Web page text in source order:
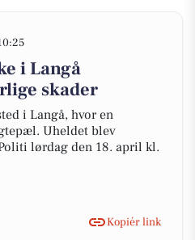
i Langå
skader
i Langå, hvor en
Uheldet blev
lørdag den 18. april kl.
Kopiér link